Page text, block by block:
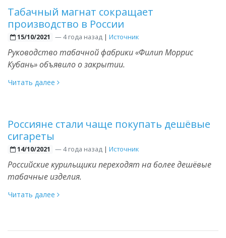
Табачный магнат сокращает
производство в России
15/10/2021 —4 года назад | Источник
Руководство табачной фабрики «Филип Моррис
Кубань» объявило о закрытии.
Читать далее
Россияне стали чаще покупать дешёвые
сигареты
14/10/2021 —4 года назад | Источник
Российские курильщики переходят на более дешёвые
табачные изделия.
Читать далее